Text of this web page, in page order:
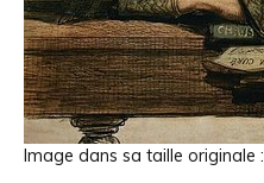
Image dans sa taille originale :